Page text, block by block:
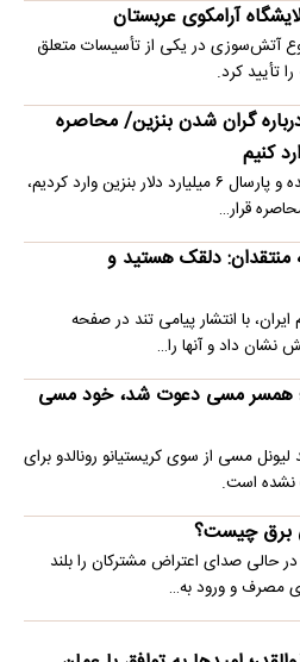
آرامکوی عربستان
آتش‌سوزی در یکی از تأسیسات متعلق
تأیید کرد.
گران شدن بنزین/ محاصره
کنیم
مسعود پزشکیان گفت: دلار کم شده و پارسال ۶ میلیارد دلار بنزین وارد کردیم،
قرار…
منتقدان: دلقک هستید و
با انتشار پیامی تند در صفحه
نشان داد و آنها را…
همسر مسی دعوت شد، خود مسی
مسی از سوی کریستیانو رونالدو برای
نشده است.
برق چیست؟
حالی صدای اعتراض مشترکان را بلند
مصرف و ورود به…